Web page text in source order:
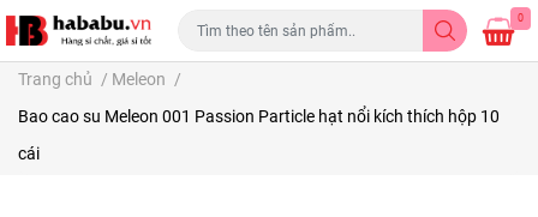
0
Trang chủ / Meleon /
Bao cao su Meleon 001 Passion Particle hạt nổi kích thích hộp 10
cái